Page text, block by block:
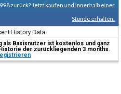
zurück? Jetzt kaufen und innerhalb einer
Stunde erhalten.
History Data
als Basisnutzer ist kostenlos und ganz
der zurückliegenden 3 months.